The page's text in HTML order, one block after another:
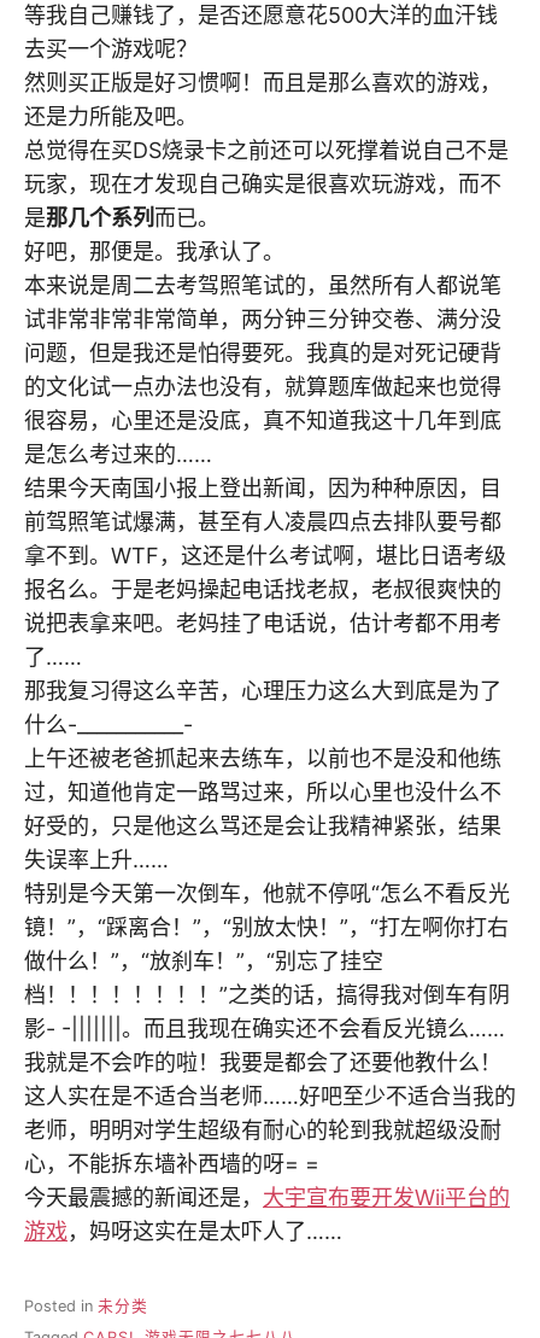
等我自己赚钱了，是否还愿意花500大洋的血汗钱
去买一个游戏呢？
然则买正版是好习惯啊！而且是那么喜欢的游戏，
还是力所能及吧。
总觉得在买DS烧录卡之前还可以死撑着说自己不是
玩家，现在才发现自己确实是很喜欢玩游戏，而不
是那几个系列 而已。
好吧，那便是。我承认了。
本来说是周二去考驾照笔试的，虽然所有人都说笔
试非常非常非常简单，两分钟三分钟交卷、满分没
问题，但是我还是怕得要死。我真的是对死记硬背
的文化试一点办法也没有，就算题库做起来也觉得
很容易，心里还是没底，真不知道我这十几年到底
是怎么考过来的……
结果今天南国小报上登出新闻，因为种种原因，目
前驾照笔试爆满，甚至有人凌晨四点去排队要号都
拿不到。WTF，这还是什么考试啊，堪比日语考级
报名么。于是老妈操起电话找老叔，老叔很爽快的
说把表拿来吧。老妈挂了电话说，估计考都不用考
了……
那我复习得这么辛苦，心理压力这么大到底是为了
什么-___________-
上午还被老爸抓起来去练车，以前也不是没和他练
过，知道他肯定一路骂过来，所以心里也没什么不
好受的，只是他这么骂还是会让我精神紧张，结果
失误率上升……
特别是今天第一次倒车，他就不停吼“怎么不看反光
镜！”，“踩离合！”，“别放太快！”，“打左啊你打右
做什么！”，“放刹车！”，“别忘了挂空
档！！！！！！！！”之类的话，搞得我对倒车有阴
影- -|||||||。而且我现在确实还不会看反光镜么……
我就是不会咋的啦！我要是都会了还要他教什么！
这人实在是不适合当老师……好吧至少不适合当我的
老师，明明对学生超级有耐心的轮到我就超级没耐
心，不能拆东墙补西墙的呀= =
今天最震撼的新闻还是， 大宇宣布要开发Wii平台的
游戏，妈呀这实在是太吓人了……
Posted in 未分类